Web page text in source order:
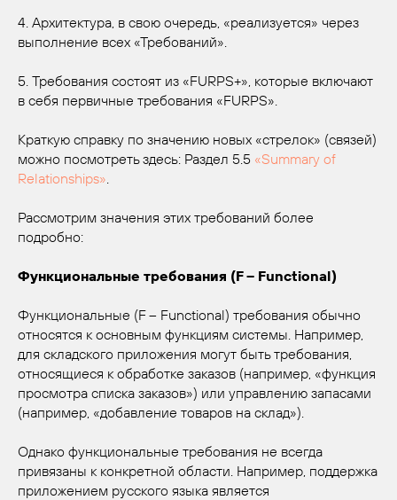
4. Архитектура, в свою очередь, «реализуется» через
выполнение всех «Требований».
5. Требования состоят из «FURPS+», которые включают
в себя первичные требования «FURPS».
Краткую справку по значению новых «стрелок» (связей)
можно посмотреть здесь: Раздел 5.5 «Summary of
Relationships».
Рассмотрим значения этих требований более
подробно:
Функциональные требования (F – Functional)
Функциональные (F – Functional) требования обычно
относятся к основным функциям системы. Например,
для складского приложения могут быть требования,
относящиеся к обработке заказов (например, «функция
просмотра списка заказов») или управлению запасами
(например, «добавление товаров на склад»).
Однако функциональные требования не всегда
привязаны к конкретной области. Например, поддержка
приложением русского языка является